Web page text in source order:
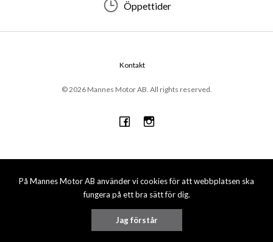
På Mannes Motor AB använder vi cookies för att webbplatsen ska
fungera på ett bra sätt för dig.
Jag förstår
Öppettider
© 2026 Mannes Motor AB. All rights reserved.
Kontakt